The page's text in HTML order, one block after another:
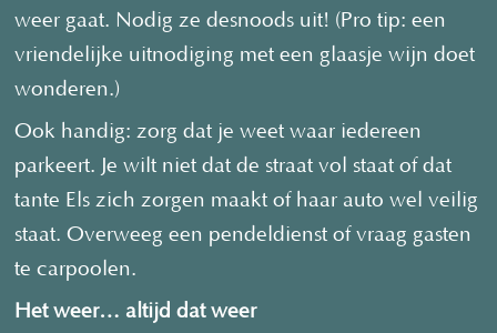
weer gaat. Nodig ze desnoods uit! (Pro tip: een
vriendelijke uitnodiging met een glaasje wijn doet
wonderen.)
Ook handig: zorg dat je weet waar iedereen
parkeert. Je wilt niet dat de straat vol staat of dat
tante Els zich zorgen maakt of haar auto wel veilig
staat. Overweeg een pendeldienst of vraag gasten
te carpoolen.
Het weer… altijd dat weer